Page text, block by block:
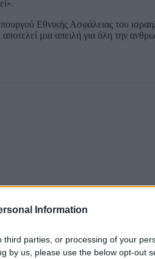
Information
parties, or processing of your
by us, please use the below opt-out
Εθνικής Ασφάλειας του
μια απειλή για όλη την